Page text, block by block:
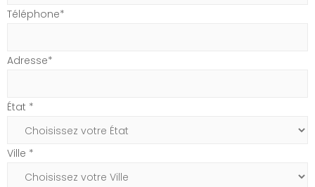
Téléphone*
Adresse*
État *
Ville *